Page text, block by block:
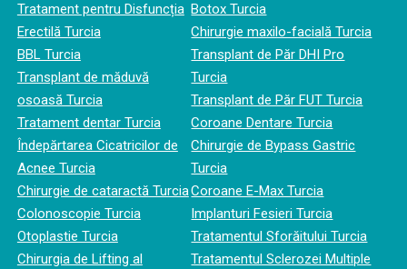
Tratament pentru Disfuncția
Erectilă Turcia
BBL Turcia
Transplant de măduvă
osoasă Turcia
Tratament dentar Turcia
Îndepărtarea Cicatricilor de
Acnee Turcia
Chirurgie de cataractă Turcia
Colonoscopie Turcia
Otoplastie Turcia
Chirurgia de Lifting al
Botox Turcia
Chirurgie maxilo-facială Turcia
Transplant de Păr DHI Pro
Turcia
Transplant de Păr FUT Turcia
Coroane Dentare Turcia
Chirurgie de Bypass Gastric
Turcia
Coroane E-Max Turcia
Implanturi Fesieri Turcia
Tratamentul Sforăitului Turcia
Tratamentul Sclerozei Multiple